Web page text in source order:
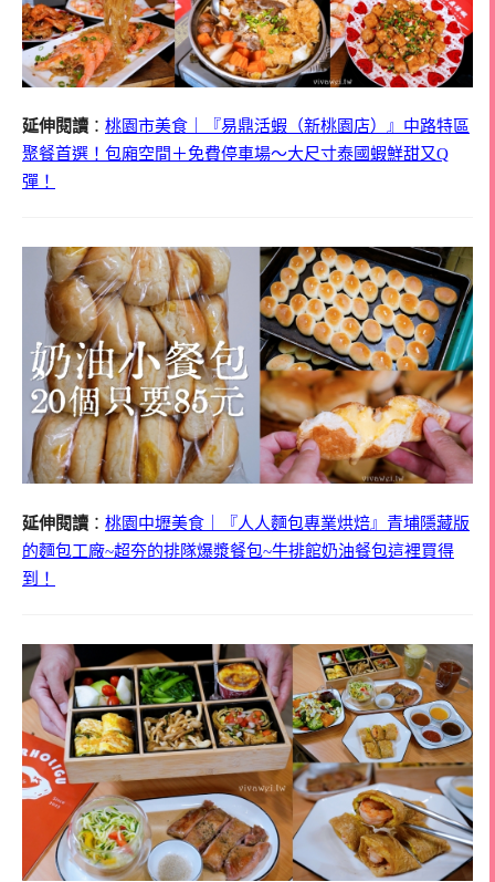
延伸閱讀 ： 桃園市美食｜『易鼎活蝦（新桃園店）』中路特區
聚餐首選！包廂空間＋免費停車場～大尺寸泰國蝦鮮甜又Q
彈！
延伸閱讀 ： 桃園中壢美食｜『人人麵包專業烘焙』青埔隱藏版
的麵包工廠~超夯的排隊爆漿餐包~牛排館奶油餐包這裡買得
到！